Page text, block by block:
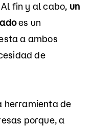
Al fin y al cabo, un
es un
a ambos
de
herramienta de
porque, a